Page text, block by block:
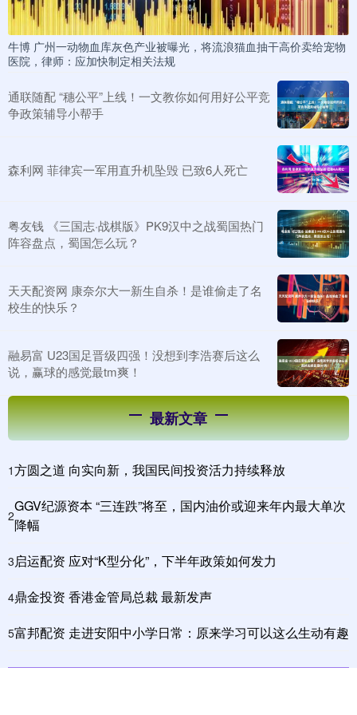
牛博 广州一动物血库灰色产业被曝光，将流浪猫血抽干高价卖给宠物
医院，律师：应加快制定相关法规
通联随配 “穗公平”上线！一文教你如何用好公平竞
争政策辅导小帮手
森利网 菲律宾一军用直升机坠毁 已致6人死亡
粤友钱 《三国志·战棋版》PK9汉中之战蜀国热门
阵容盘点，蜀国怎么玩？
天天配资网 康奈尔大一新生自杀！是谁偷走了名
校生的快乐？
融易富 U23国足晋级四强！没想到李浩赛后这么
说，赢球的感觉最tm爽！
最新文章
1方圆之道 向实向新，我国民间投资活力持续释放
2
GGV纪源资本 “三连跌”将至，国内油价或迎来年内最大单次
降幅
3启运配资 应对“K型分化”，下半年政策如何发力
4鼎金投资 香港金管局总裁 最新发声
5富邦配资 走进安阳中小学日常：原来学习可以这么生动有趣